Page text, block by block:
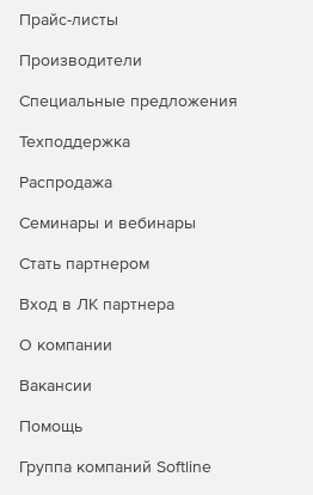
Прайс-листы
Производители
Специальные предложения
Техподдержка
Распродажа
Семинары и вебинары
Стать партнером
Вход в ЛК партнера
О компании
Вакансии
Помощь
Группа компаний Softline